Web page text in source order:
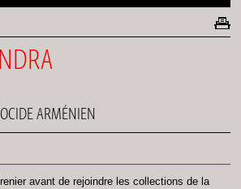
ARMÉNIEN
avant de rejoindre les collections de la